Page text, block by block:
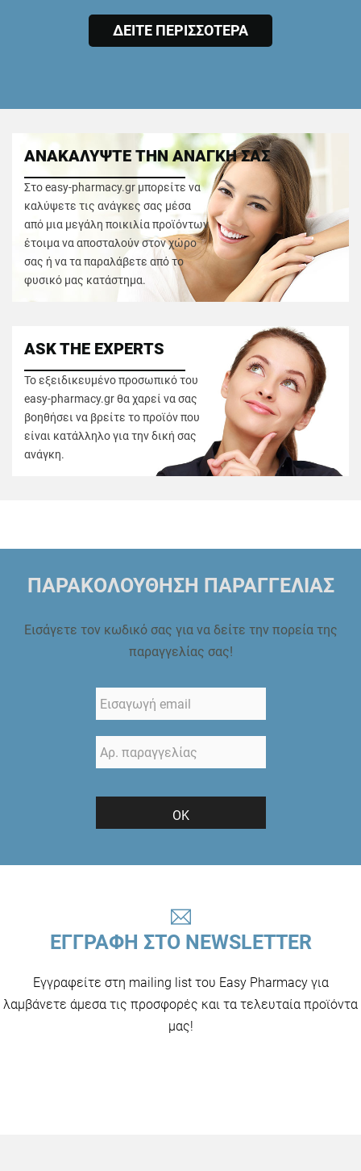
ΔΕΙΤΕ ΠΕΡΙΣΣΟΤΕΡΑ
ΑΝΑΚΑΛΥΨΤΕ ΤΗΝ ΑΝΑΓΚΗ ΣΑΣ
Στο easy-pharmacy.gr μπορείτε να
καλύψετε τις ανάγκες σας μέσα
από μια μεγάλη ποικιλία προϊόντων
έτοιμα να αποσταλούν στον χώρο
σας ή να τα παραλάβετε από το
φυσικό μας κατάστημα.
ASK THE EXPERTS
Το εξειδικευμένο προσωπικό του
easy-pharmacy.gr θα χαρεί να σας
βοηθήσει να βρείτε το προϊόν που
είναι κατάλληλο για την δική σας
ανάγκη.
ΠΑΡΑΚΟΛΟΥΘΗΣΗ ΠΑΡΑΓΓΕΛΙΑΣ
Εισάγετε τον κωδικό σας για να δείτε την πορεία της
παραγγελίας σας!
ΟΚ
ΕΓΓΡΑΦΗ ΣΤΟ NEWSLETTER
Εγγραφείτε στη mailing list του Easy Pharmacy για
λαμβάνετε άμεσα τις προσφορές και τα τελευταία προϊόντα
μας!